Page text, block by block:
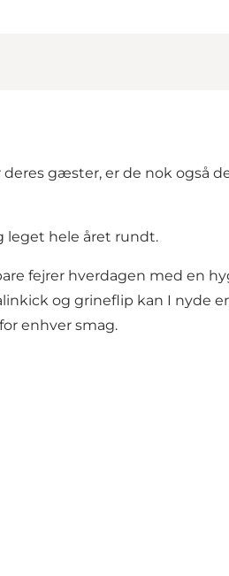
gæster, er de nok også
leget hele året rundt.
fejrer hverdagen med en
og grineflip kan I nyde
enhver smag.